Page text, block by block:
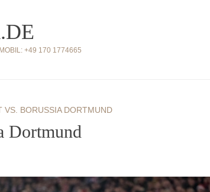
+49 170 1774665
VS. BORUSSIA DORTMUND
Dortmund